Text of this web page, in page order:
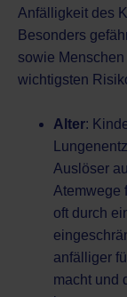
Anfälligkeit des
Besonders
sowie
wichtigsten
Alter:
Auslöser
Atemwege
oft durch
anfälliger
macht und